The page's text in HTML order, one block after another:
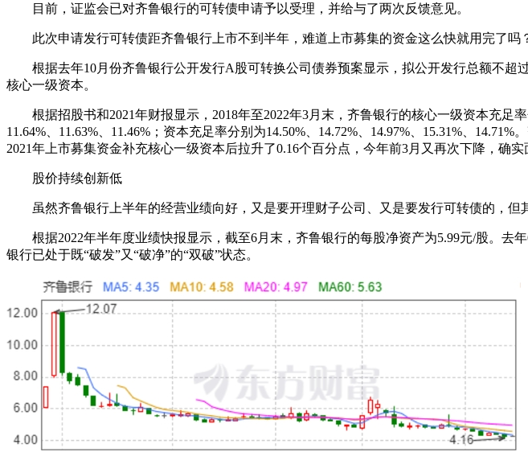
目前，证监会已对齐鲁银行的可转债申请予以受理，并给与了两次反馈意见。
此次申请发行可转债距齐鲁银行上市不到半年，难道上市募集的资金这么快就用完了吗
根据去年10月份齐鲁银行公开发行A股可转换公司债券预案显示，拟公开发行总额不超
核心一级资本。
根据招股书和2021年财报显示，2018年至2022年3月末，齐鲁银行的核心一级资本充足率
11.64%、11.63%、11.46%；资本充足率分别为14.50%、14.72%、14.97%、15.31%、
2021年上市募集资金补充核心一级资本后拉升了0.16个百分点，今年前3月又再次下降，确实
股价持续创新低
虽然齐鲁银行上半年的经营业绩向好，又是要开理财子公司、又是要发行可转债的，但
根据2022年半年度业绩快报显示，截至6月末，齐鲁银行的每股净资产为5.99元/股。去
银行已处于既“破发”又“破净”的“双破”状态。